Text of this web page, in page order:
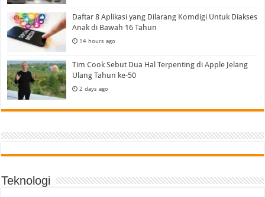
Daftar 8 Aplikasi yang Dilarang Komdigi Untuk Diakses
Anak di Bawah 16 Tahun
14 hours ago
Tim Cook Sebut Dua Hal Terpenting di Apple Jelang
Ulang Tahun ke-50
2 days ago
Teknologi